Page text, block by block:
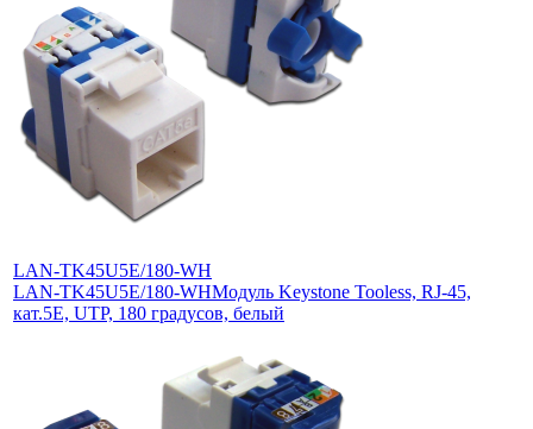
LAN-TK45U5E/180-WH
LAN-TK45U5E/180-WHМодуль Keystone Tooless, RJ-45,
кат.5E, UTP, 180 градусов, белый